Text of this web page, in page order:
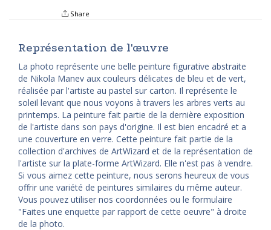
Share
Représentation de l'œuvre
La photo représente une belle peinture figurative abstraite
de Nikola Manev aux couleurs délicates de bleu et de vert,
réalisée par l'artiste au pastel sur carton. Il représente le
soleil levant que nous voyons à travers les arbres verts au
printemps. La peinture fait partie de la dernière exposition
de l'artiste dans son pays d'origine. Il est bien encadré et a
une couverture en verre. Cette peinture fait partie de la
collection d'archives de ArtWizard et de la représentation de
l'artiste sur la plate-forme ArtWizard. Elle n'est pas à vendre.
Si vous aimez cette peinture, nous serons heureux de vous
offrir une variété de peintures similaires du même auteur.
Vous pouvez utiliser nos coordonnées ou le formulaire
"Faites une enquette par rapport de cette oeuvre" à droite
de la photo.